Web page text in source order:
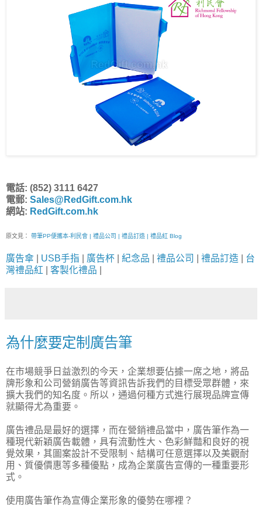
電話: (852) 3111 6427
電郵: Sales@RedGift.com.hk
網站: RedGift.com.hk
原文見： 帶筆PP便攜本-利民會 | 禮品公司 | 禮品訂造 | 禮品紅 Blog
廣告傘 USB手指 廣告杯 紀念品 禮品公司 禮品訂造
台
灣禮品紅
客製化禮品
為什麼要定制廣告筆
在市場競爭日益激烈的今天，企業想要佔據一席之地，將品
牌形象和公司營銷廣告等資訊告訴我們的目標受眾群體，來
擴大我們的知名度。所以，通過何種方式進行展現品牌宣傳
就顯得尤為重要。
廣告禮品是最好的選擇，而在營銷禮品當中，廣告筆作為一
種現代新穎廣告載體，具有流動性大、色彩鮮豔和良好的視
覺效果，其圖案設計不受限制、結構可任意選擇以及美觀耐
用、質優價惠等多種優點，成為企業廣告宣傳的一種重要形
式。
使用廣告筆作為宣傳企業形象的優勢在哪裡？